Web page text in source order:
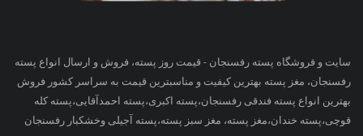
سایت و فروشگاه پسته رفسنجان - قیمت روز پسته، فروش و ارسال انواع پسته
رفسنجان، مغز پسته بهترین کیفیت و مناسبترین قیمت به سراسر کشور فروش
بهترین انواع پسته فندقی رفسنجان،پسته اکبری،پسته احمدآقایی،پسته کله
قوچی،پسته خندان،مغز پسته، مغز سبز پسته،پسته آجیلی وخشکبار رفسنجان